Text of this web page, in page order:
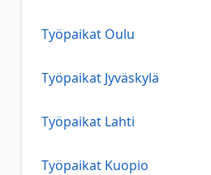
Työpaikat Oulu
Työpaikat Jyväskylä
Työpaikat Lahti
Työpaikat Kuopio